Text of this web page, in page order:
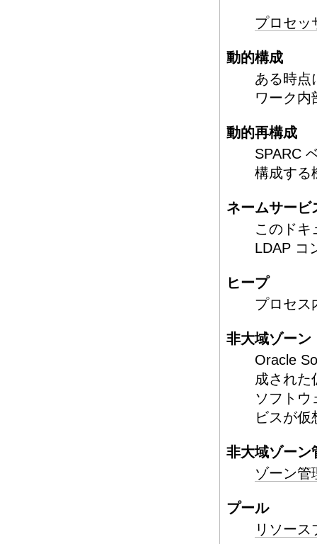
プロセッ
動的構成
ある時点
ワーク内
動的再構成
SPARC
構成する
ネームサービ
このドキ
LDAP コ
ヒープ
プロセス
非大域ゾーン
Oracle
成された
ソフトウ
ビスが仮
非大域ゾーン
ゾーン管
プール
リソース